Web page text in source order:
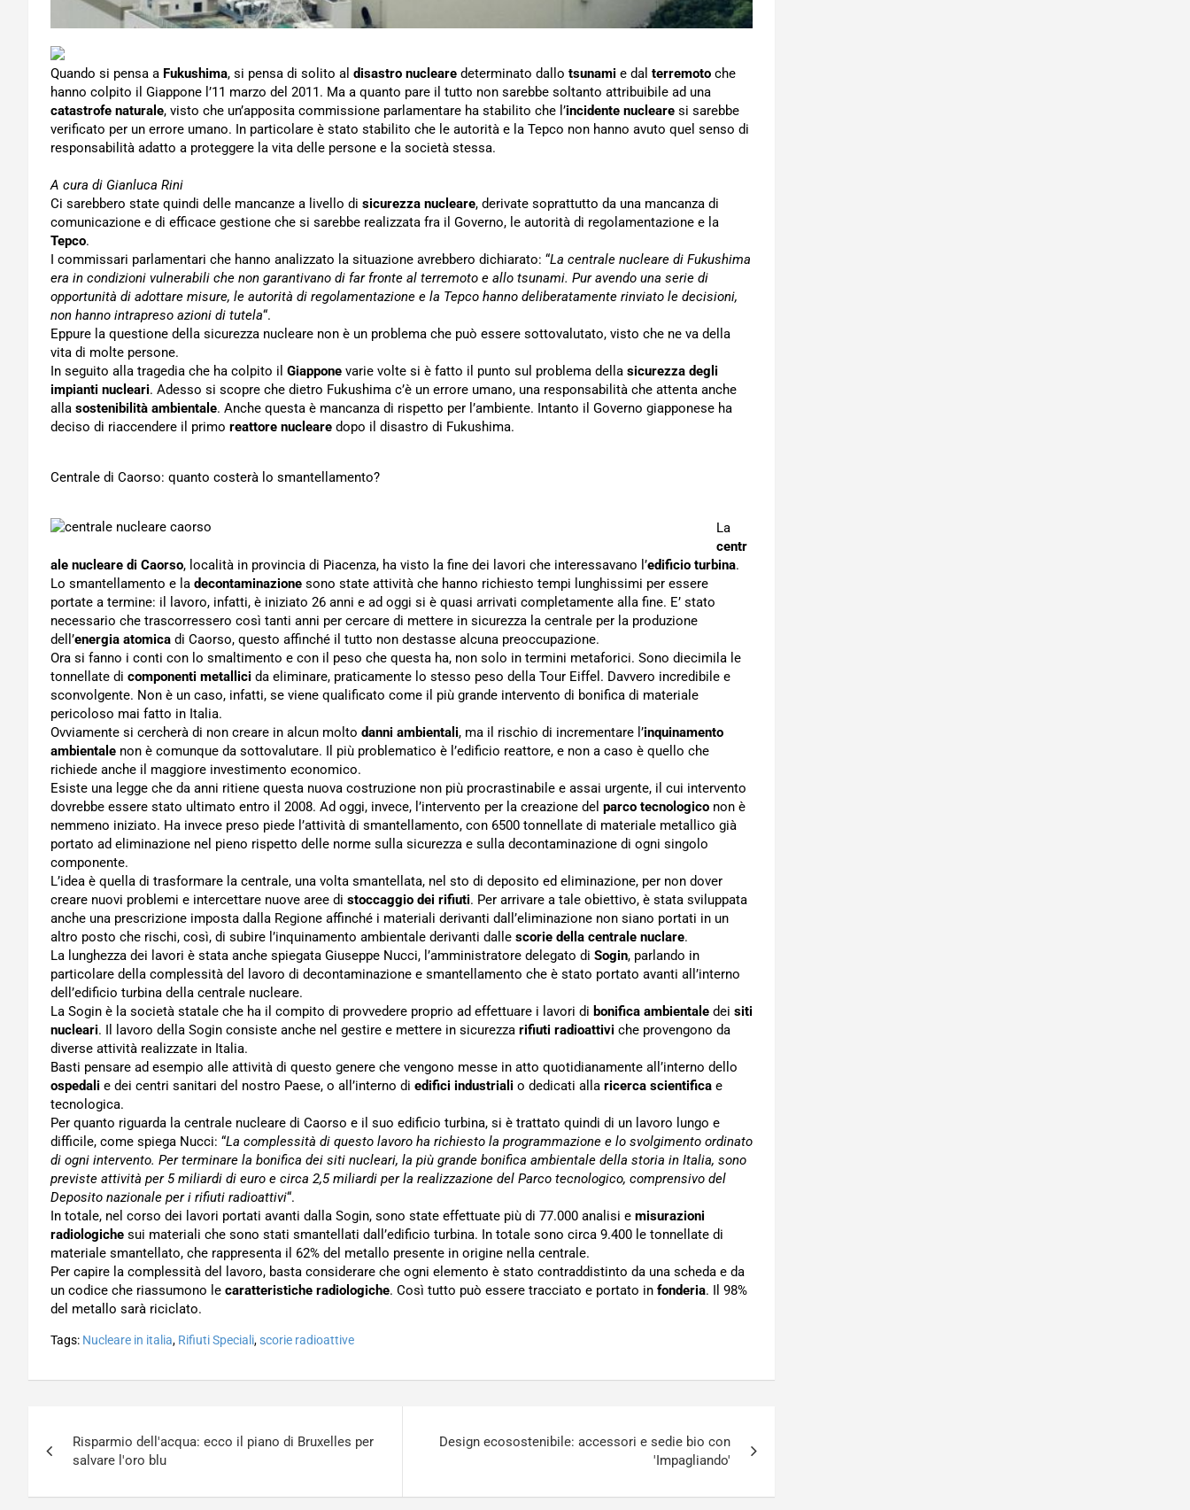
Quando si pensa a Fukushima, si pensa di solito al disastro nucleare determinato dallo tsunami e dal terremoto che
hanno colpito il Giappone l’11 marzo del 2011. Ma a quanto pare il tutto non sarebbe soltanto attribuibile ad una
catastrofe naturale, visto che un’apposita commissione parlamentare ha stabilito che l’incidente nucleare si sarebbe
verificato per un errore umano. In particolare è stato stabilito che le autorità e la Tepco non hanno avuto quel senso di
responsabilità adatto a proteggere la vita delle persone e la società stessa.
A cura di Gianluca Rini
Ci sarebbero state quindi delle mancanze a livello di sicurezza nucleare, derivate soprattutto da una mancanza di
comunicazione e di efficace gestione che si sarebbe realizzata fra il Governo, le autorità di regolamentazione e la
Tepco.
I commissari parlamentari che hanno analizzato la situazione avrebbero dichiarato: “La centrale nucleare di Fukushima
era in condizioni vulnerabili che non garantivano di far fronte al terremoto e allo tsunami. Pur avendo una serie di
opportunità di adottare misure, le autorità di regolamentazione e la Tepco hanno deliberatamente rinviato le decisioni,
non hanno intrapreso azioni di tutela“.
Eppure la questione della sicurezza nucleare non è un problema che può essere sottovalutato, visto che ne va della
vita di molte persone.
In seguito alla tragedia che ha colpito il Giappone varie volte si è fatto il punto sul problema della sicurezza degli
impianti nucleari. Adesso si scopre che dietro Fukushima c’è un errore umano, una responsabilità che attenta anche
alla sostenibilità ambientale. Anche questa è mancanza di rispetto per l’ambiente. Intanto il Governo giapponese ha
deciso di riaccendere il primo reattore nucleare dopo il disastro di Fukushima.
Centrale di Caorso: quanto costerà lo smantellamento?
La
centr
ale nucleare di Caorso, località in provincia di Piacenza, ha visto la fine dei lavori che interessavano l’edificio turbina.
Lo smantellamento e la decontaminazione sono state attività che hanno richiesto tempi lunghissimi per essere
portate a termine: il lavoro, infatti, è iniziato 26 anni e ad oggi si è quasi arrivati completamente alla fine. E’ stato
necessario che trascorressero così tanti anni per cercare di mettere in sicurezza la centrale per la produzione
dell’energia atomica di Caorso, questo affinché il tutto non destasse alcuna preoccupazione.
Ora si fanno i conti con lo smaltimento e con il peso che questa ha, non solo in termini metaforici. Sono diecimila le
tonnellate di componenti metallici da eliminare, praticamente lo stesso peso della Tour Eiffel. Davvero incredibile e
sconvolgente. Non è un caso, infatti, se viene qualificato come il più grande intervento di bonifica di materiale
pericoloso mai fatto in Italia.
Ovviamente si cercherà di non creare in alcun molto danni ambientali, ma il rischio di incrementare l’inquinamento
ambientale non è comunque da sottovalutare. Il più problematico è l’edificio reattore, e non a caso è quello che
richiede anche il maggiore investimento economico.
Esiste una legge che da anni ritiene questa nuova costruzione non più procrastinabile e assai urgente, il cui intervento
dovrebbe essere stato ultimato entro il 2008. Ad oggi, invece, l’intervento per la creazione del parco tecnologico non è
nemmeno iniziato. Ha invece preso piede l’attività di smantellamento, con 6500 tonnellate di materiale metallico già
portato ad eliminazione nel pieno rispetto delle norme sulla sicurezza e sulla decontaminazione di ogni singolo
componente.
L’idea è quella di trasformare la centrale, una volta smantellata, nel sto di deposito ed eliminazione, per non dover
creare nuovi problemi e intercettare nuove aree di stoccaggio dei rifiuti. Per arrivare a tale obiettivo, è stata sviluppata
anche una prescrizione imposta dalla Regione affinché i materiali derivanti dall’eliminazione non siano portati in un
altro posto che rischi, così, di subire l’inquinamento ambientale derivanti dalle scorie della centrale nuclare.
La lunghezza dei lavori è stata anche spiegata Giuseppe Nucci, l’amministratore delegato di Sogin, parlando in
particolare della complessità del lavoro di decontaminazione e smantellamento che è stato portato avanti all’interno
dell’edificio turbina della centrale nucleare.
La Sogin è la società statale che ha il compito di provvedere proprio ad effettuare i lavori di bonifica ambientale dei siti
nucleari. Il lavoro della Sogin consiste anche nel gestire e mettere in sicurezza rifiuti radioattivi che provengono da
diverse attività realizzate in Italia.
Basti pensare ad esempio alle attività di questo genere che vengono messe in atto quotidianamente all’interno dello
ospedali e dei centri sanitari del nostro Paese, o all’interno di edifici industriali o dedicati alla ricerca scientifica e
tecnologica.
Per quanto riguarda la centrale nucleare di Caorso e il suo edificio turbina, si è trattato quindi di un lavoro lungo e
difficile, come spiega Nucci: “La complessità di questo lavoro ha richiesto la programmazione e lo svolgimento ordinato
di ogni intervento. Per terminare la bonifica dei siti nucleari, la più grande bonifica ambientale della storia in Italia, sono
previste attività per 5 miliardi di euro e circa 2,5 miliardi per la realizzazione del Parco tecnologico, comprensivo del
Deposito nazionale per i rifiuti radioattivi“.
In totale, nel corso dei lavori portati avanti dalla Sogin, sono state effettuate più di 77.000 analisi e misurazioni
radiologiche sui materiali che sono stati smantellati dall’edificio turbina. In totale sono circa 9.400 le tonnellate di
materiale smantellato, che rappresenta il 62% del metallo presente in origine nella centrale.
Per capire la complessità del lavoro, basta considerare che ogni elemento è stato contraddistinto da una scheda e da
un codice che riassumono le caratteristiche radiologiche. Così tutto può essere tracciato e portato in fonderia. Il 98%
del metallo sarà riciclato.
Tags: Nucleare in italia, Rifiuti Speciali,scorie radioattive
articoli
Risparmio dell'acqua: ecco il piano di Bruxelles per
salvare l'oro blu
Design ecosostenibile: accessori e sedie bio con
'Impagliando'